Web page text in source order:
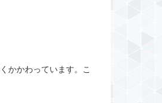
かかわっています。こ